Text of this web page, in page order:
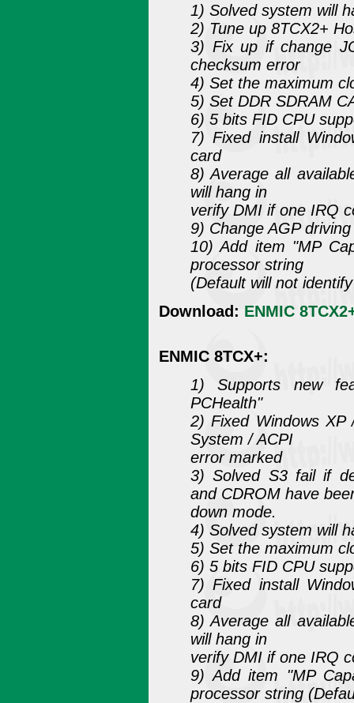
1) Solved system will
2) Tune up 8TCX2+
3) Fix up if change
checksum error
4) Set the maximum
5) Set DDR SDRAM
6) 5 bits FID CPU
7) Fixed install
card
8) Average all
will hang in
verify DMI if one IRQ
9) Change AGP
10) Add item "MP
processor string
(Default will not
Download: ENMIC
ENMIC 8TCX+:
1) Supports new
PCHealth"
2) Fixed Windows XP
System / ACPI
error marked
3) Solved S3 fail if
and CDROM have
down mode.
4) Solved system will
5) Set the maximum
6) 5 bits FID CPU
7) Fixed install
card
8) Average all
will hang in
verify DMI if one IRQ
9) Add item "MP
processor string